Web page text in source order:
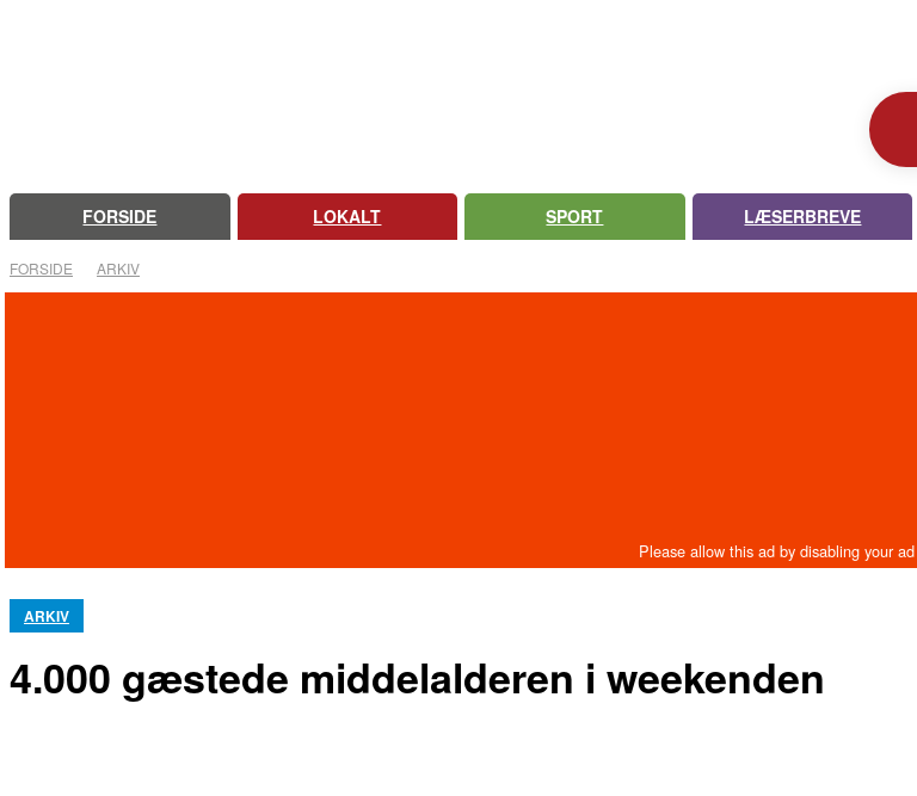
FORSIDE LOKALT SPORT LÆSERBREVE
FORSIDE ARKIV
ARKIV
4.000 gæstede middelalderen i weekenden